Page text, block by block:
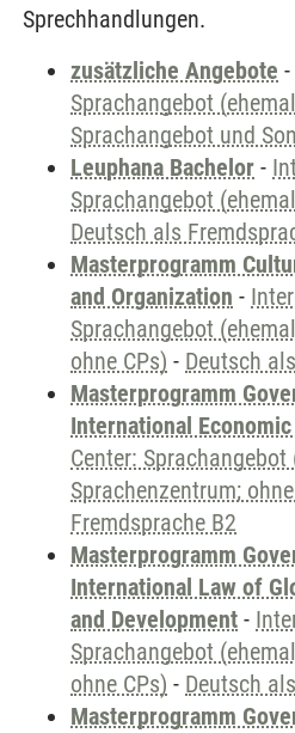
Sprechhandlungen.
zusätzliche Angebote -
Sprachangebot
Sprachangebot und
Leuphana Bachelor -
Sprachangebot
Deutsch als
Masterprogramm
and Organization -
Sprachangebot
ohne CPs) - Deutsch
Masterprogramm
International
Center: Sprachangebot
Sprachenzentrum;
Fremdsprache B2
Masterprogramm
International Law of
and Development -
Sprachangebot
ohne CPs) - Deutsch
Masterprogramm